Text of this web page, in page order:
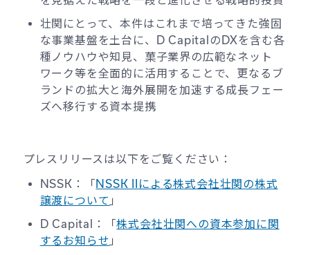
壮関にとって、本件はこれまで培ってきた強固
な事業基盤を土台に、D CapitalのDXを含む各
種ノウハウや知見、菓子業界の広範なネット
ワーク等を全面的に活用することで、更なるブ
ランドの拡大と海外展開を加速する成長フェー
ズへ移行する資本提携
プレスリリースは以下をご覧ください：
NSSK：「 NSSK IIによる株式会社壮関の株式
譲渡について 」
D Capital：「株式会社壮関への資本参加に関
するお知らせ 」